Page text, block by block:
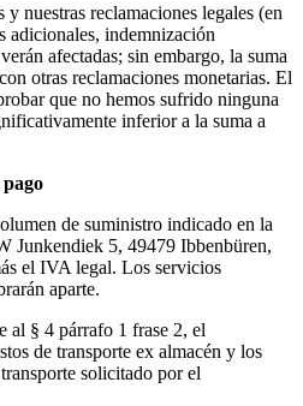
nuestras reclamaciones legales (en
adicionales, indemnización
afectadas; sin embargo, la suma
otras reclamaciones monetarias. El
que no hemos sufrido ninguna
inferior a la suma a
pago
de suministro indicado en la
Junkendiek 5, 49479 Ibbenbüren,
el IVA legal. Los servicios
aparte.
al § 4 párrafo 1 frase 2, el
de transporte ex almacén y los
solicitado por el